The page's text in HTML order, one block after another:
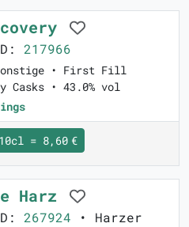
217966
• First Fill
Casks • 43.0% vol
10cl = 8,60 €
Harz
267924 • Harzer